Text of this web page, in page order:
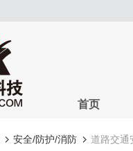
首页
安全/防护/消防 道路交通